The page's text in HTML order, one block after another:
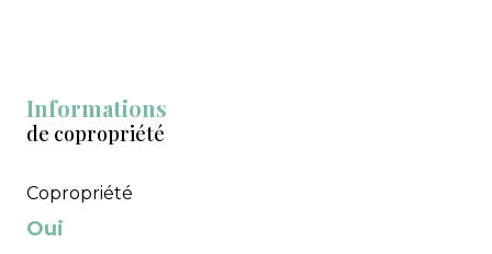
Informations
de copropriété
Copropriété
Oui